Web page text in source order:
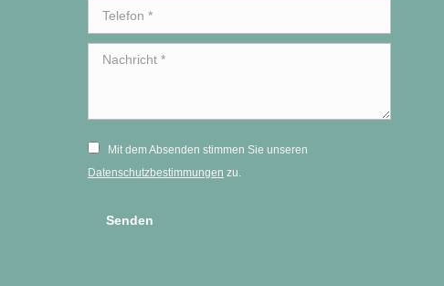
Telefon *
Nachricht *
Mit dem Absenden stimmen Sie unseren
Datenschutzbestimmungen zu.
Senden